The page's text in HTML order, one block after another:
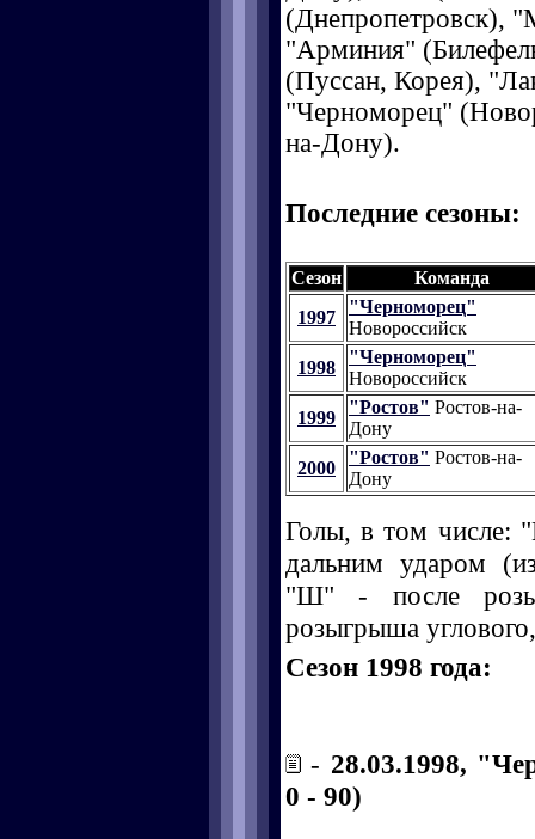
(Днепропетровск),
"Арминия"
(Пуссан, Корея),
"Черноморец"
на-Дону).
Последние сезоны:
Сезон
Команда
1997
"Черноморец"
Новороссийск
1998
"Черноморец"
Новороссийск
1999
"Ростов" Ростов-на-
Дону
2000
"Ростов" Ростов-на-
Дону
Голы, в том числе:
дальним ударом
"Ш" - после
розыгрыша
Сезон 1998 года:
- 28.03.1998,
0 - 90)